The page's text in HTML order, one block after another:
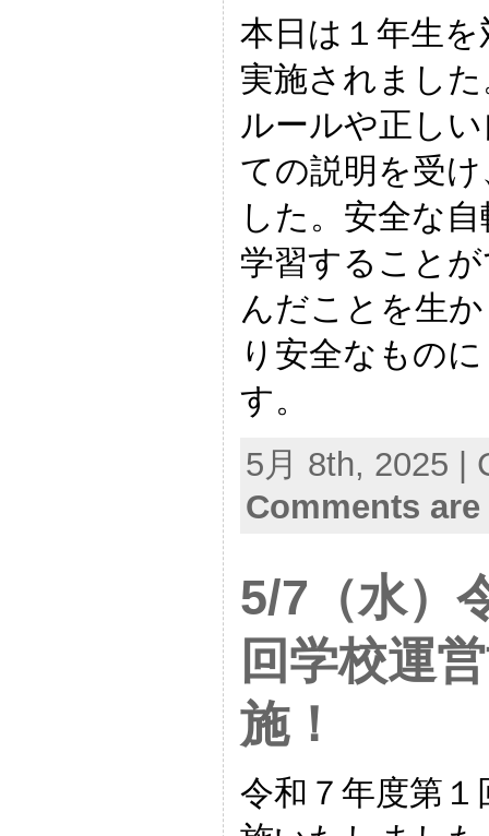
本日は１年生
実施されまし
ルールや正し
ての説明を受
した。安全な
学習すること
んだことを生
り安全なもの
す。
5月 8th, 2025 |
Comments
5/7（水）
回学校運
施！
令和７年度第